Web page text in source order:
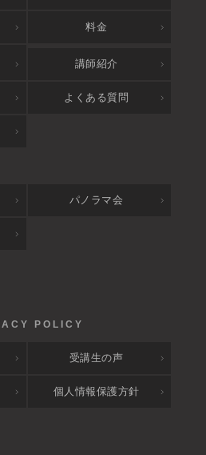
料金
講師紹介
よくある質問
パノラマ会
受講生の声
個人情報保護方針